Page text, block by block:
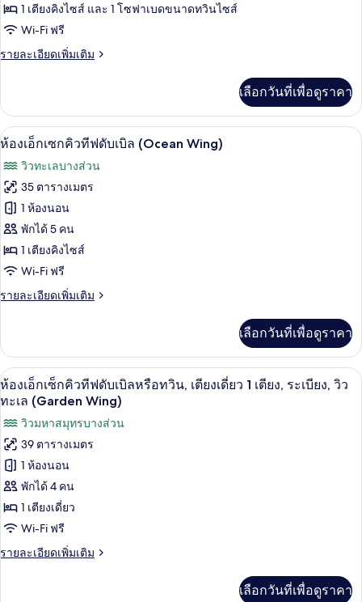
เซก
คิว
ทีฟ
(Ocean
Wing)
1 เตียงคิงไซส์ และ 1 โซฟาเบดขนาดทวินไซส์
Wi-Fi ฟรี
รายละเอียดเพิ่มเติม
ราย
เกี่ยว
กับ
เอ็ก
คิว
ทีฟ
วิลล่า
(Ocean
Wing)
เลือกวันที่เพื่อดูราคา
เปิด
ภาพถ่าย
ทั้งหมด
ของ
ห้อง
เอ็ก
เซก
คิว
ดับเบิล
(Ocean
Wing)
ห้องเอ็กเซกคิวทีฟดับเบิล (Ocean
6
ห้องเอ็กเซกคิวทีฟดับเบิล (Ocean Wing)
วิวทะเลบางส่วน
35 ตารางเมตร
1 ห้องนอน
พักได้ 5 คน
1 เตียงคิงไซส์
Wi-Fi ฟรี
รายละเอียดเพิ่มเติม
ราย
เกี่ยว
กับ
ห้อง
เอ็ก
คิว
ทีฟ
ดับเบิล
(Ocean
Wing)
เลือกวันที่เพื่อดูราคา
เปิด
ภาพถ่าย
ทั้งหมด
ของ
ห้อง
เอ็ก
เซ็ก
สมาร์ททีวี 42 นิ้ว พร้อมช่องดิจิตอล, ทีวี,
5
ห้องเอ็กเซ็กคิวทีฟดับเบิลหรือทวิน, เตียงเดี่ยว 1 เตียง, ระเบียง, วิว
ทะเล (Garden Wing)
วิวมหาสมุทรบางส่วน
39 ตารางเมตร
1 ห้องนอน
พักได้ 4 คน
1 เตียงเดี่ยว
Wi-Fi ฟรี
รายละเอียดเพิ่มเติม
ราย
เลือกวันที่เพื่อดูราคา